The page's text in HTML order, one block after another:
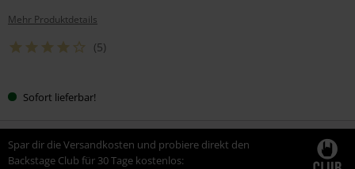
Mehr Produktdetails
(5)
Sofort lieferbar!
Spar dir die Versandkosten und probiere direkt den
Backstage Club für 30 Tage kostenlos: